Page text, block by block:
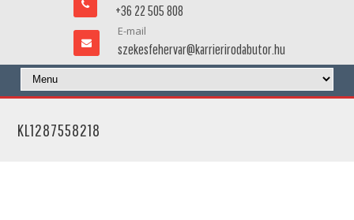
+36 22 505 808
E-mail
szekesfehervar@karrierirodabutor.hu
KL1287558218